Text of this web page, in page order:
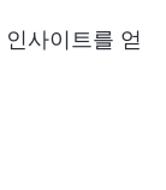
사이트를 얻